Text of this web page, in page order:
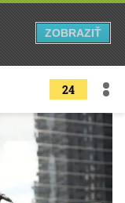
24
ZOBRAZIŤ